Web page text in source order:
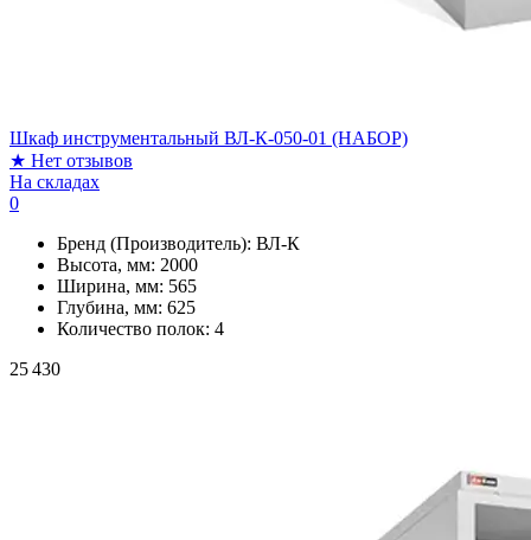
Шкаф инструментальный ВЛ-К-050-01 (НАБОР)
★ Нет отзывов
На складах
0
Бренд (Производитель): ВЛ-К
Высота, мм: 2000
Ширина, мм: 565
Глубина, мм: 625
Количество полок: 4
25 430